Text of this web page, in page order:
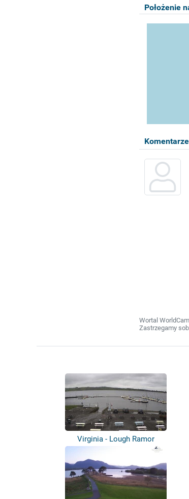
Położenie
Komentarze
Wortal
Zastrzegamy
Virginia - Lough Ramor